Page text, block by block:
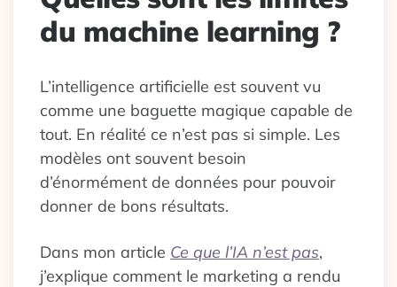
du machine learning ?
L’intelligence artificielle est souvent vu
comme une baguette magique capable de
tout. En réalité ce n’est pas si simple. Les
modèles ont souvent besoin
d’énormément de données pour pouvoir
donner de bons résultats.
Dans mon article Ce que l’IA n’est pas,
j’explique comment le marketing a rendu